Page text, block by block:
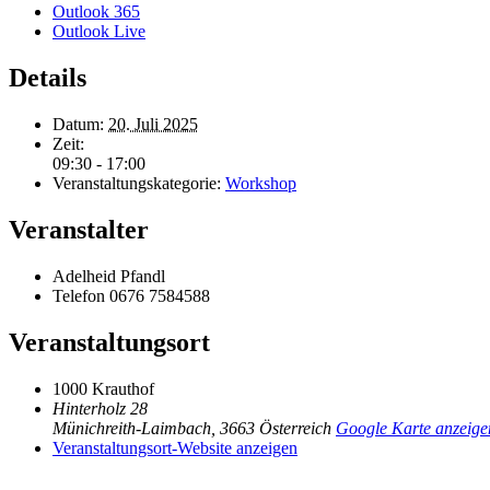
Outlook 365
Outlook Live
Details
Datum: 20. Juli 2025
Zeit:
09:30 - 17:00
Veranstaltungskategorie: Workshop
Veranstalter
Adelheid Pfandl
Telefon 0676 7584588
Veranstaltungsort
1000 Krauthof
Hinterholz 28
Münichreith-Laimbach 3663 Österreich Google Karte
Veranstaltungsort-Website anzeigen